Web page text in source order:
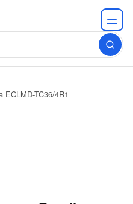
TC36/4R1